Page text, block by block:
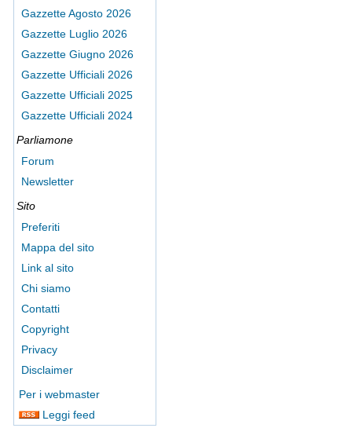
Gazzette Agosto 2026
Gazzette Luglio 2026
Gazzette Giugno 2026
Gazzette Ufficiali 2026
Gazzette Ufficiali 2025
Gazzette Ufficiali 2024
Parliamone
Forum
Newsletter
Sito
Preferiti
Mappa del sito
Link al sito
Chi siamo
Contatti
Copyright
Privacy
Disclaimer
Per i webmaster
Leggi feed